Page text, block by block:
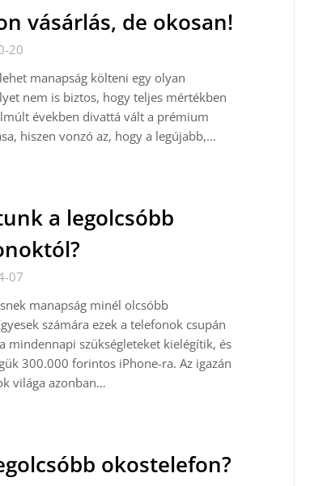
vásárlás, de okosan!
20
manapság költeni egy olyan
nem is biztos, hogy teljes mértékben
években divattá vált a prémium
hiszen vonzó az, hogy a legújabb,…
a legolcsóbb
07
manapság minél olcsóbb
számára ezek a telefonok csupán
mindennapi szükségleteket kielégítik, és
300.000 forintos iPhone-ra. Az igazán
világa azonban…
okostelefon?